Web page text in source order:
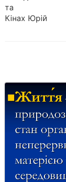
та
Кінах Юрій